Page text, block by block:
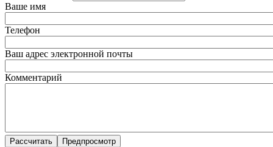
Ваше имя
Телефон
Ваш адрес электронной почты
Комментарий